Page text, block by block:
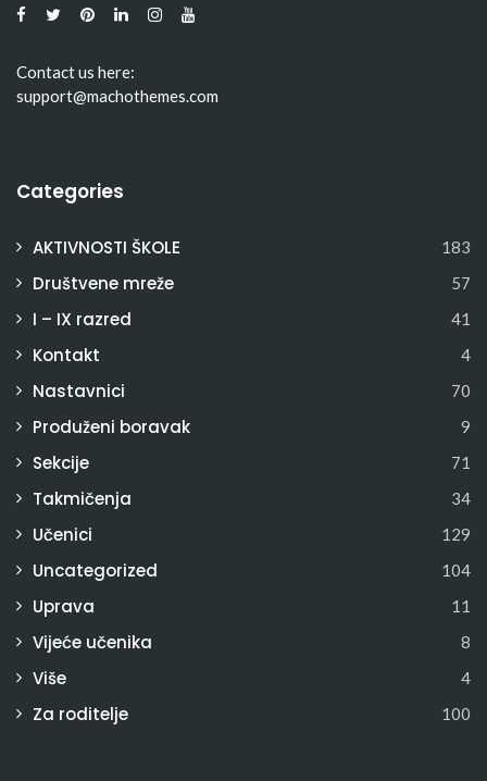
Contact us here:
support@machothemes.com
Categories
AKTIVNOSTI ŠKOLE 183
Društvene mreže 57
I – IX razred 41
Kontakt 4
Nastavnici 70
Produženi boravak 9
Sekcije 71
Takmičenja 34
Učenici 129
Uncategorized 104
Uprava 11
Vijeće učenika 8
Više 4
Za roditelje 100